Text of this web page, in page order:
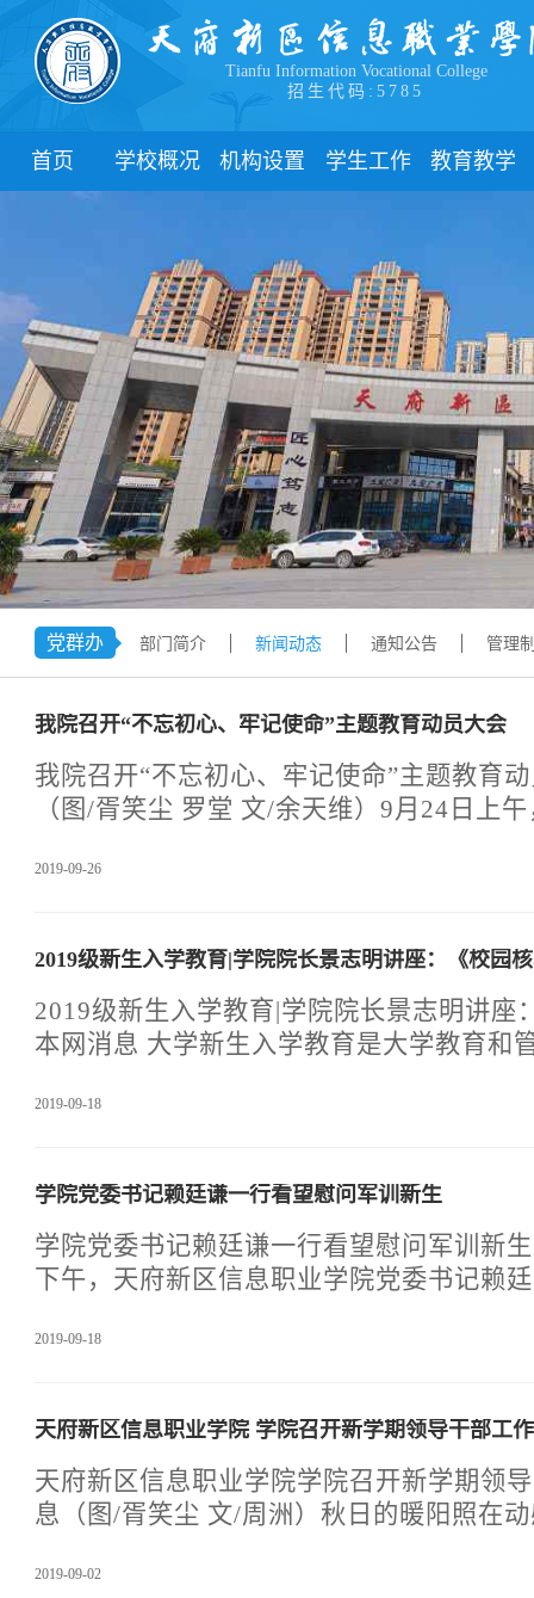
Tianfu Information Vocational College
招生代码:5785
首页 学校概况
学院领导
办学理念
办学特色
校园风貌
机构设置
职能部门
学生工作
新闻动态
团委
管理制度
学生风采
心理健康
学生资助
下载中心
联系我们
教育教学
教学制度
教学通知
教学动态
实践教学
专业建设
课程建设
教学改革
学术交流
党群办
部门简介 新闻动态 通知公告 管理
我院召开“不忘初心、牢记使命”主题教育动员大会
我院召开“不忘初心、牢记使命”主题教育
（图/胥笑尘 罗堂 文/余天维）9月24日上
部署讲话，四川省教育工委主题教育巡回
书记、院长景志明主持。学院常务副院长
勋、李正华、周荣、张建平,公司副总经理
领导，各院系、部门中层干部、党支部书
加了本次动员大会。天府新区信息职业学
2019-09-26
2019级新生入学教育|学院院长景志明讲座：《校园
2019级新生入学教育|学院院长景志明讲座
本网消息 大学新生入学教育是大学教育和
和基石，对新生健康成长具有积极的导航
快融入大学校园生活，帮助新生“入好门，
的入学教育，9月17日晚，天府新区信息
院长景志明教授在军训运动场为2019级新
文化”为主题的讲座。景院长的讲座围绕着
2019-09-18
学院党委书记赖廷谦一行看望慰问军训新生
学院党委书记赖廷谦一行看望慰问军训新
下午，天府新区信息职业学院党委书记赖
教官，学工部部长潘德伟、学院团委副书
励。赖书记一行来到训练场看望学院学子
了军训的进展和同学们的表现情况，对他
心的感谢。训新生以饱满的精神、高涨的
来，标准的动作、整齐的队列、嘹亮的口
2019-09-18
天府新区信息职业学院 学院召开新学期领导干部工
天府新区信息职业学院学院召开新学期领
息（图/胥笑尘 文/周洲）秋日的暖阳照在
彩服上，编织出天信学院一幅好美的画卷
2019-09-02